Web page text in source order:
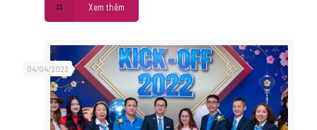
Xem thêm
04/04/2022